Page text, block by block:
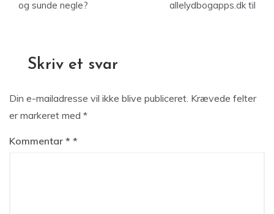
og sunde negle? allelydbogapps.dk til
Skriv et svar
Din e-mailadresse vil ikke blive publiceret. Krævede felter
er markeret med *
Kommentar *